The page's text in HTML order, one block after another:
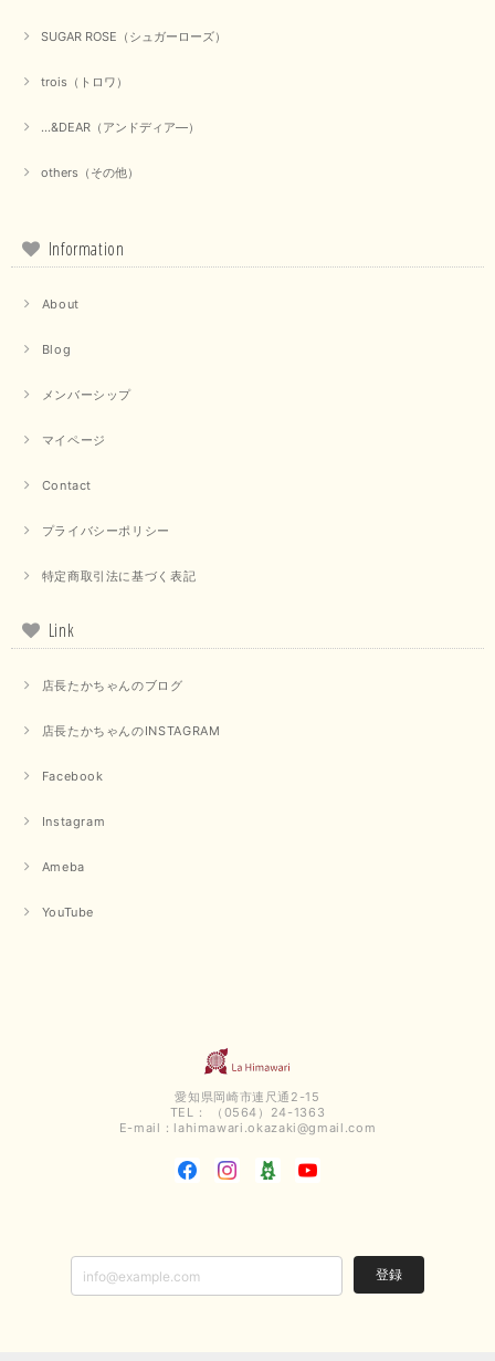
SUGAR ROSE（シュガーローズ）
trois（トロワ）
...&DEAR（アンドディア―）
others（その他）
Information
About
Blog
メンバーシップ
マイページ
Contact
プライバシーポリシー
特定商取引法に基づく表記
Link
店長たかちゃんのブログ
店長たかちゃんのINSTAGRAM
Facebook
Instagram
Ameba
YouTube
愛知県岡崎市連尺通2-15
TEL： （0564）24-1363
E-mail： lahimawari.okazaki@gmail.com
登録